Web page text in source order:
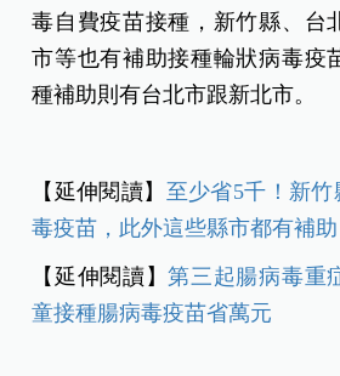
毒自費疫苗接種，新竹縣、台
市等也有補助接種輪狀病毒疫
種補助則有台北市跟新北市。
【延伸閱讀】 至少省5千！新
毒疫苗，此外這些縣市都有補助
【延伸閱讀】第三起腸病毒重
童接種腸病毒疫苗省萬元